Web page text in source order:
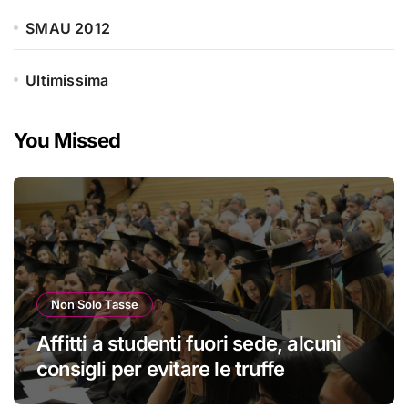
SMAU 2012
Ultimissima
You Missed
Non Solo Tasse
Affitti a studenti fuori sede, alcuni
consigli per evitare le truffe